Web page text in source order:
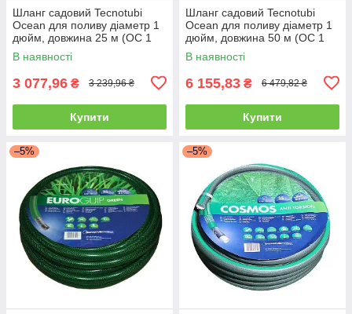
Шланг садовий Tecnotubi
Ocean для поливу діаметр 1
дюйм, довжина 25 м (OC 1
25)
В наявності
3 077,96 ₴ 3 239,96 ₴
Купити
Шланг садовий Tecnotubi
Ocean для поливу діаметр 1
дюйм, довжина 50 м (OC 1
50)
В наявності
6 155,83 ₴ 6 479,82 ₴
Купити
–5% –5%